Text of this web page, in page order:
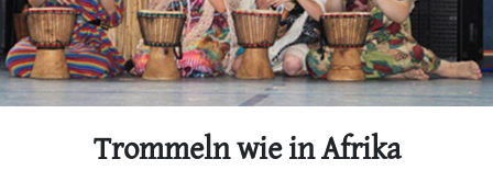
Trommeln wie in Afrika